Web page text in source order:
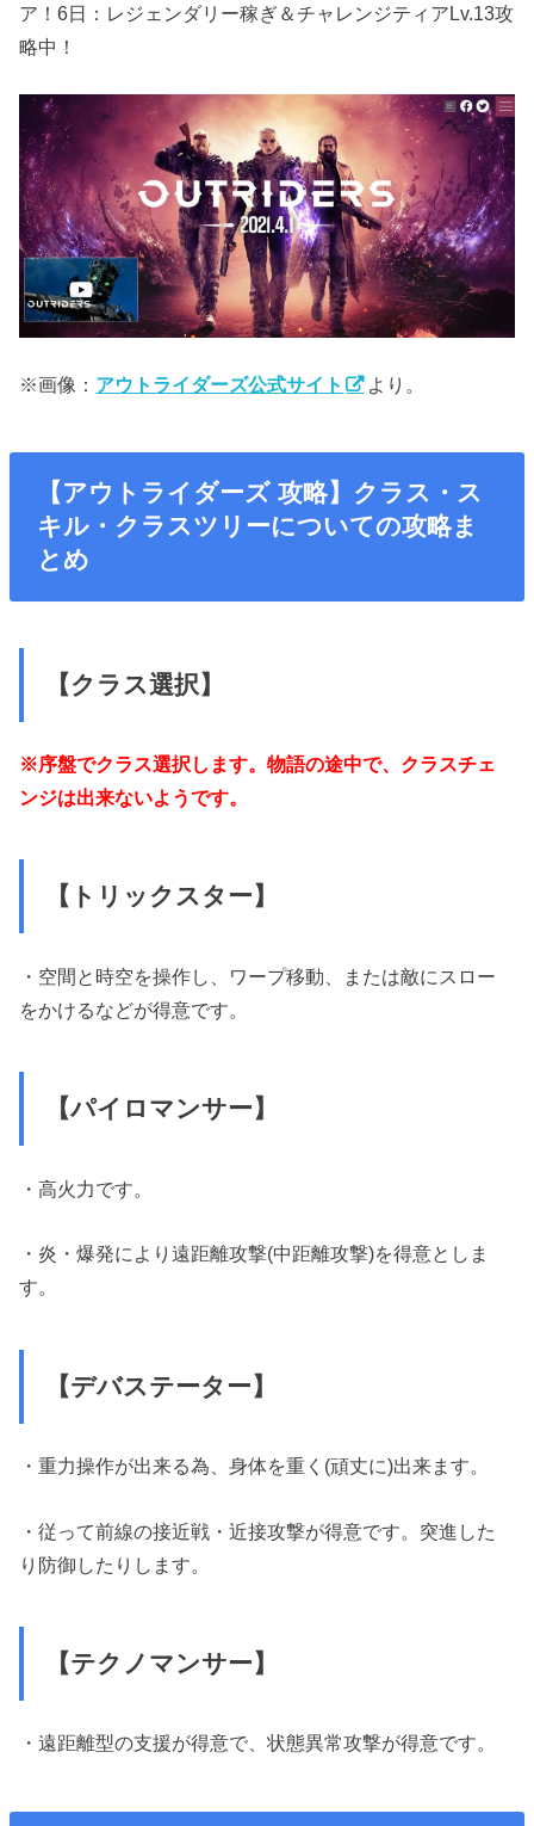
ア！6日：レジェンダリー稼ぎ＆チャレンジティアLv.13攻
略中！
※画像： アウトライダーズ公式サイト より。
【アウトライダーズ 攻略】クラス・ス
キル・クラスツリーについての攻略ま
とめ
【クラス選択】
※序盤でクラス選択します。物語の途中で、クラスチェ
ンジは出来ないようです。
【トリックスター】
・空間と時空を操作し、ワープ移動、または敵にスロー
をかけるなどが得意です。
【パイロマンサー】
・高火力です。
・炎・爆発により遠距離攻撃(中距離攻撃)を得意としま
す。
【デバステーター】
・重力操作が出来る為、身体を重く(頑丈に)出来ます。
・従って前線の接近戦・近接攻撃が得意です。突進した
り防御したりします。
【テクノマンサー】
・遠距離型の支援が得意で、状態異常攻撃が得意です。